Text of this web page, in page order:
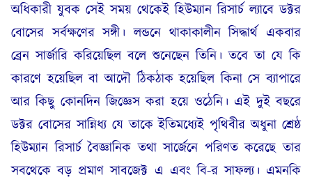
অধিকারী যুবক সেই সময় থেকেই হিউম্যান রিসার্চ ল্যাবে ডক্টর
বোসের সর্বক্ষণের সঙ্গী। লন্ডনে থাকাকালীন সিদ্ধার্থ একবার
ব্রেন সার্জারি করিয়েছিল বলে শুনেছেন তিনি। তবে তা যে কি
কারণে হয়েছিল বা আদৌ ঠিকঠাক হয়েছিল কিনা সে ব্যাপারে
আর কিছু কোনদিন জিজ্ঞেস করা হয়ে ওঠেনি। এই দুই বছরে
ডক্টর বোসের সান্নিধ্য যে তাকে ইতিমধ্যেই পৃথিবীর অধুনা শ্রেষ্ঠ
হিউম্যান রিসার্চ বৈজ্ঞানিক তথা সার্জেনে পরিণত করেছে তার
সবথেকে বড় প্রমাণ সাবজেক্ট এ এবং বি-র সাফল্য। এমনকি